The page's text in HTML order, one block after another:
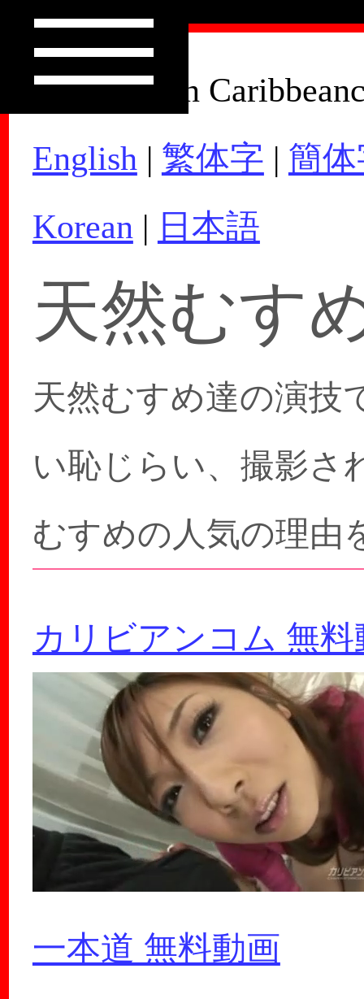
How to Join
English| 繁体字 | 簡
Korean| 日本語
天然むす
天然むすめ達の演技
い恥じらい、撮影さ
むすめの人気の理由
カリビアンコム 無料
一本道 無料動画